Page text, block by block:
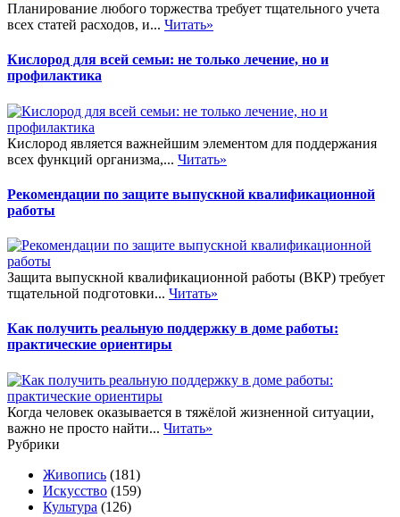
Планирование любого торжества требует тщательного учета
всех статей расходов, и... Читать»
Кислород для всей семьи: не только лечение, но и
профилактика
Кислород является важнейшим элементом для поддержания
всех функций организма,... Читать»
Рекомендации по защите выпускной квалификационной
работы
Защита выпускной квалификационной работы (ВКР) требует
тщательной подготовки... Читать»
Как получить реальную поддержку в доме работы:
практические ориентиры
Когда человек оказывается в тяжёлой жизненной ситуации,
важно не просто найти... Читать»
Рубрики
Живопись (181)
Искусство (159)
Культура (126)